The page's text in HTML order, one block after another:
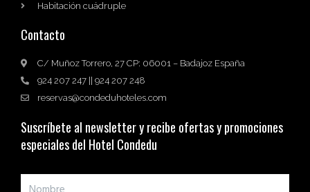
Habitación cuádruple
Contacto
C/ Muñoz Torrero, 27 CP: 06001 – Badajoz España
924 207 247 || 924 207 248
reservas@condeduhoteles.com
Suscríbete al newsletter y recibe ofertas y promociones
especiales del Hotel Condedu